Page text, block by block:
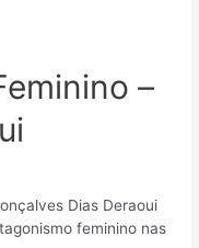
–
Dias Deraoui
feminino nas